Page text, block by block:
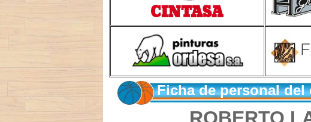
Ficha de personal